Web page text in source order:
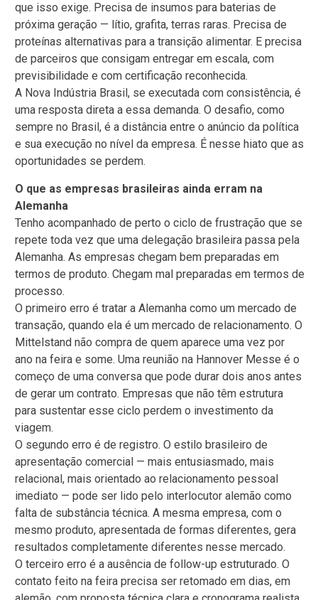
que isso exige. Precisa de insumos para baterias de
próxima geração — lítio, grafita, terras raras. Precisa de
proteínas alternativas para a transição alimentar. E precisa
de parceiros que consigam entregar em escala, com
previsibilidade e com certificação reconhecida.
A Nova Indústria Brasil, se executada com consistência, é
uma resposta direta a essa demanda. O desafio, como
sempre no Brasil, é a distância entre o anúncio da política
e sua execução no nível da empresa. É nesse hiato que as
oportunidades se perdem.
O que as empresas brasileiras ainda erram na
Alemanha
Tenho acompanhado de perto o ciclo de frustração que se
repete toda vez que uma delegação brasileira passa pela
Alemanha. As empresas chegam bem preparadas em
termos de produto. Chegam mal preparadas em termos de
processo.
O primeiro erro é tratar a Alemanha como um mercado de
transação, quando ela é um mercado de relacionamento. O
Mittelstand não compra de quem aparece uma vez por
ano na feira e some. Uma reunião na Hannover Messe é o
começo de uma conversa que pode durar dois anos antes
de gerar um contrato. Empresas que não têm estrutura
para sustentar esse ciclo perdem o investimento da
viagem.
O segundo erro é de registro. O estilo brasileiro de
apresentação comercial — mais entusiasmado, mais
relacional, mais orientado ao relacionamento pessoal
imediato — pode ser lido pelo interlocutor alemão como
falta de substância técnica. A mesma empresa, com o
mesmo produto, apresentada de formas diferentes, gera
resultados completamente diferentes nesse mercado.
O terceiro erro é a ausência de follow-up estruturado. O
contato feito na feira precisa ser retomado em dias, em